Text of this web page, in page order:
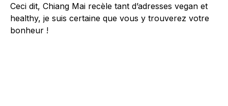
Ceci dit, Chiang Mai recèle tant d’adresses vegan et
healthy, je suis certaine que vous y trouverez votre
bonheur !